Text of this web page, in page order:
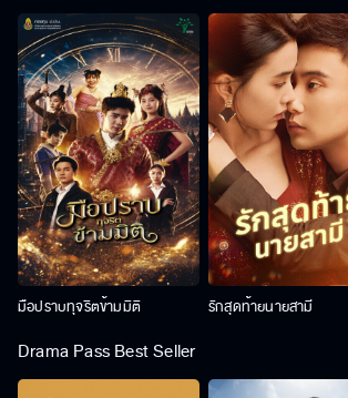
มือปราบทุจริตข้ามมิติ รักสุดท้ายนายสามี
Drama Pass Best Seller